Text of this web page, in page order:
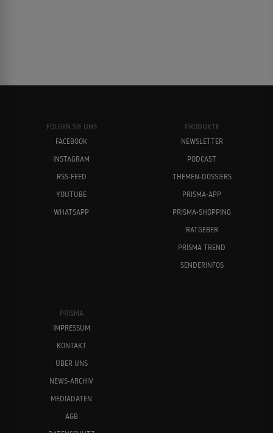
FOLGEN SIE UNS
FACEBOOK
INSTAGRAM
RSS-FEED
YOUTUBE
WHATSAPP
PRODUKTE
NEWSLETTER
PODCAST
THEMEN-DOSSIERS
PRISMA-APP
PRISMA-SHOPPING
RATGEBER
PRISMA TREND
SENDERINFOS
PRISMA
IMPRESSUM
KONTAKT
ÜBER UNS
NEWS-ARCHIV
MEDIADATEN
AGB